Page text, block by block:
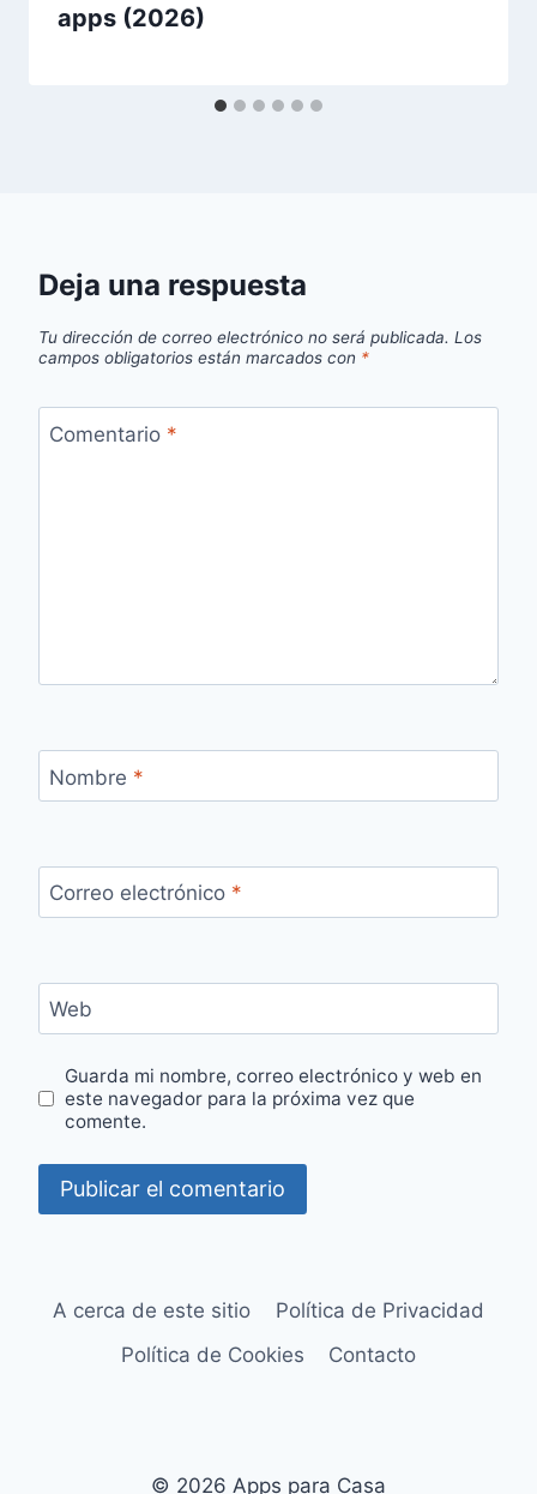
apps (2026)
Deja una respuesta
Tu dirección de correo electrónico no será publicada. Los
campos obligatorios están marcados con *
Comentario *
Nombre *
Correo electrónico *
Web
Guarda mi nombre, correo electrónico y web en
este navegador para la próxima vez que
comente.
A cerca de este sitio
Política de Privacidad
Política de Cookies
Contacto
© 2026 Apps para Casa